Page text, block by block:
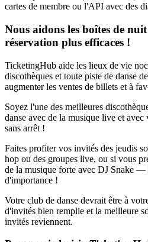
cartes de membre ou l'API avec des
Nous aidons les boîtes de
réservation plus efficaces !
TicketingHub aide les lieux de vie
discothèques et toute piste de danse
augmenter les ventes de billets et à
Soyez l'une des meilleures
danse avec de la musique live et
sans arrêt !
Faites profiter vos invités des jeudis
hop ou des groupes live, ou si vous
de la musique forte avec DJ Snake —
d'importance !
Votre club de danse devrait être à
d'invités bien remplie et la meilleure
invités reviennent.